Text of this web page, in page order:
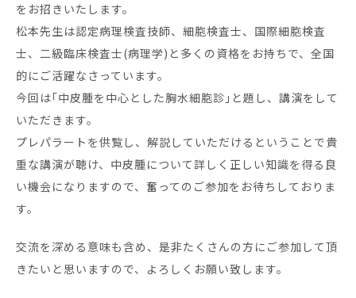
をお招きいたします。
松本先生は認定病理検査技師、細胞検査士、国際細胞検査
士、二級臨床検査士(病理学)と多くの資格をお持ちで、全国
的にご活躍なさっています。
今回は｢中皮腫を中心とした胸水細胞診｣と題し、講演をして
いただきます。
プレパラートを供覧し、解説していただけるということで貴
重な講演が聴け、中皮腫について詳しく正しい知識を得る良
い機会になりますので、奮ってのご参加をお待ちしておりま
す。
交流を深める意味も含め、是非たくさんの方にご参加して頂
きたいと思いますので、よろしくお願い致します。